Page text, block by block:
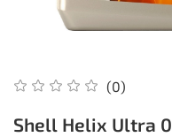
(0)
Shell Helix Ultra